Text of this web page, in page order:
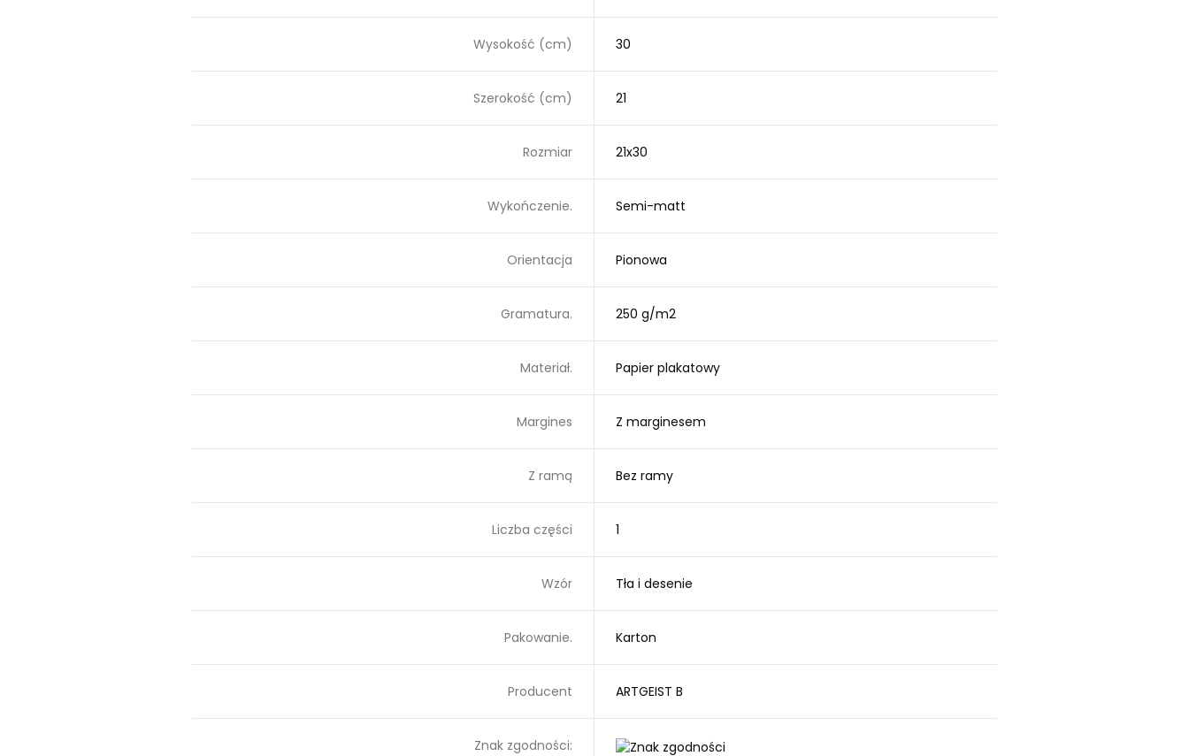
Wysokość (cm) 30
Szerokość (cm) 21
Rozmiar 21x30
Wykończenie. Semi-matt
Orientacja Pionowa
Gramatura. 250 g/m2
Materiał. Papier plakatowy
Margines Z marginesem
Z ramą Bez ramy
Liczba części 1
Wzór Tła i desenie
Pakowanie. Karton
Producent ARTGEIST B
Znak zgodności: